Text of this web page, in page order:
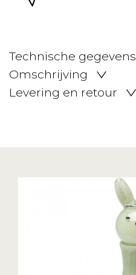
Technische gegevens
Omschrijving
Levering en retour